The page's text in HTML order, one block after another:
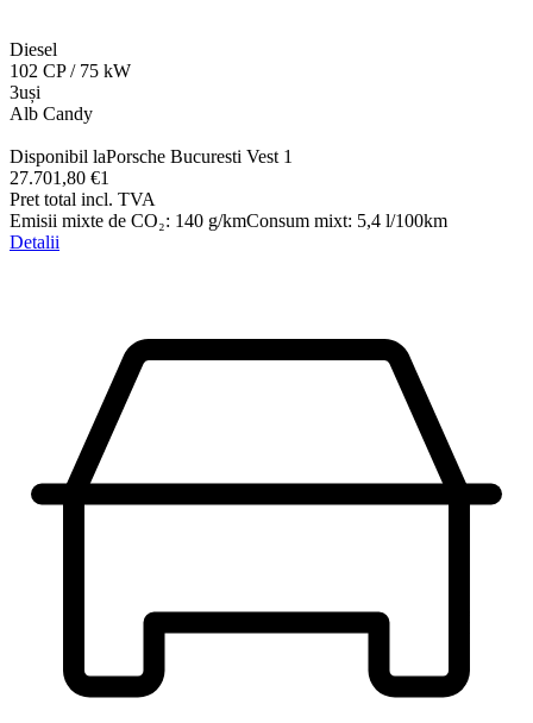
Diesel
102 CP/ 75 kW
3uși
Alb Candy
Disponibil laPorsche Bucuresti Vest 1
27.701,80 €1
Pret total incl. TVA
Emisii mixte de CO₂: 140 g/kmConsum mixt: 5,4 l/100km
Detalii